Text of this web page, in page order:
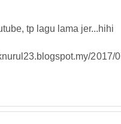
tp lagu lama jer...hihi
2017/